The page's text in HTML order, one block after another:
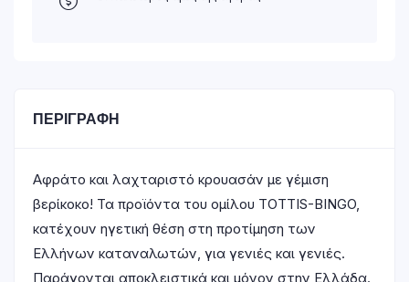
ΠΕΡΙΓΡΑΦΉ
Αφράτο και λαχταριστό κρουασάν με γέμιση
βερίκοκο! Τα προϊόντα του ομίλου TOTTIS-BINGO,
κατέχουν ηγετική θέση στη προτίμηση των
Ελλήνων καταναλωτών, για γενιές και γενιές.
Παράγονται αποκλειστικά και μόνον στην Ελλάδα.